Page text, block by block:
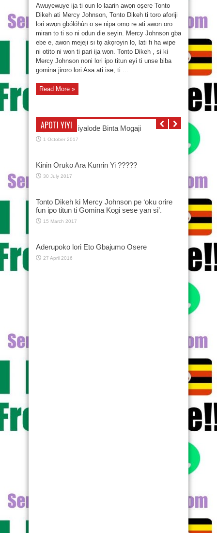
Awuyewuye ija ti oun lo laarin awọn oṣere Tonto
Dikeh ati Mercy Johnson, Tonto Dikeh ti toro aforiji
lori awọn gbólóhùn o ṣe nipa ọmọ rẹ ati awon oro
miran to ti so ni odun die seyin. Mercy Johnson gba
ebe e, awon mejeji si tọ akọroyin lo, lati fi ha wipe
ni otito ni won ti pari ija won. Tonto Dikeh , si ki
Mercy Johnson noni lori ipo titun eyi ti unse biba
gomina jiroro lori Asa ati ise, ti ...
Read More »
APOTI YIYI
Oga Bello àti iyalode Binta Mogaji
1 October 2017
Kinin Oruko Ara Kunrin Yi ?????
30 July 2017
Tonto Dikeh ki Mercy Johnson pe ‘oku orire
fun ipo titun ti Gomina Kogi sese yan si’.
15 March 2017
Aderupoko lori Eto Gbajumo Osere
27 April 2016